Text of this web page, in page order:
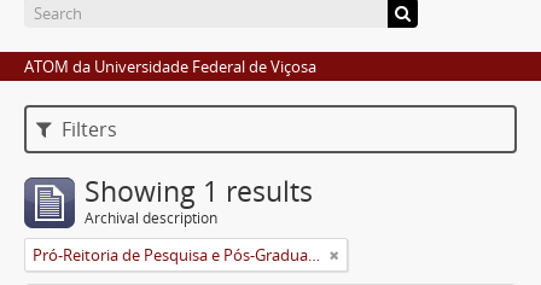
ATOM da Universidade Federal de Viçosa
Filters
Showing 1 results
Archival description
Pró-Reitoria de Pesquisa e Pós-Graduação